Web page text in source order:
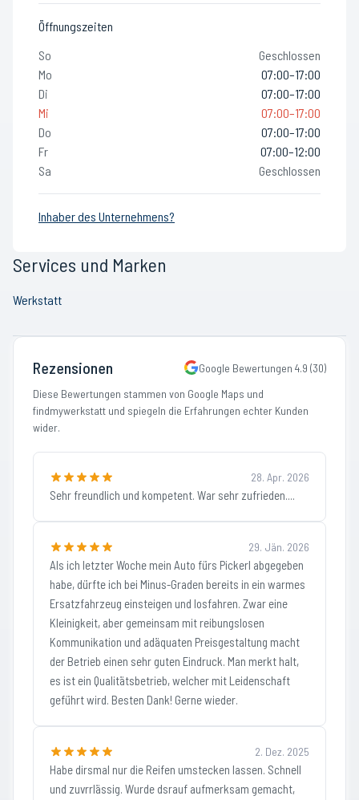
Öffnungszeiten
So
Geschlossen
Mo
07:00–17:00
Di
07:00–17:00
Mi
07:00–17:00
Do
07:00–17:00
Fr
07:00–12:00
Sa
Geschlossen
Inhaber des Unternehmens?
Services und Marken
Werkstatt
Rezensionen Google Bewertungen 4.9 (30)
Diese Bewertungen stammen von Google Maps und
findmywerkstatt und spiegeln die Erfahrungen echter Kunden
wider.
28. Apr. 2026
Sehr freundlich und kompetent. War sehr zufrieden....
29. Jän. 2026
Als ich letzter Woche mein Auto fürs Pickerl abgegeben
habe, dürfte ich bei Minus-Graden bereits in ein warmes
Ersatzfahrzeug einsteigen und losfahren. Zwar eine
Kleinigkeit, aber gemeinsam mit reibungslosen
Kommunikation und adäquaten Preisgestaltung macht
der Betrieb einen sehr guten Eindruck. Man merkt halt,
es ist ein Qualitätsbetrieb, welcher mit Leidenschaft
geführt wird. Besten Dank! Gerne wieder.
2. Dez. 2025
Habe dirsmal nur die Reifen umstecken lassen. Schnell
und zuvrrlässig. Wurde dsrauf aufmerksam gemacht,